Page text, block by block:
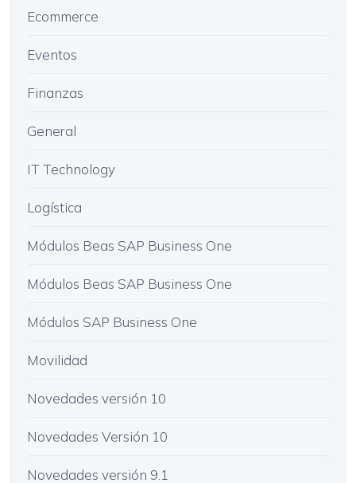
Ecommerce
Eventos
Finanzas
General
IT Technology
Logística
Módulos Beas SAP Business One
Módulos Beas SAP Business One
Módulos SAP Business One
Movilidad
Novedades versión 10
Novedades Versión 10
Novedades versión 9.1